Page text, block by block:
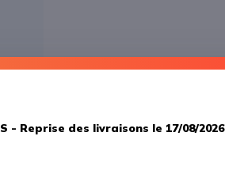
- Reprise des livraisons le 17/08/2026